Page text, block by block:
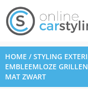
HOME /STYLING
EMBLEEMLOZE GRILLEN
MAT ZWART